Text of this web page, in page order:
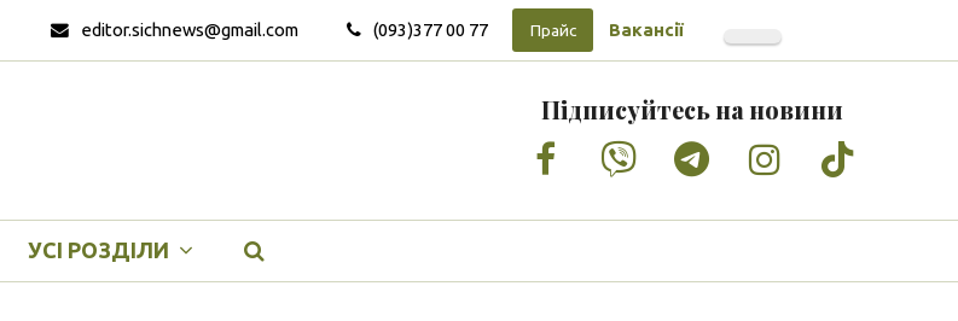
editor.sichnews@gmail.com (093)377 00 77 Прайс Вакансії
Підписуйтесь на новини
Facebook
VimeoTumblrInstagram
Tiktok
УСІ РОЗДІЛИ